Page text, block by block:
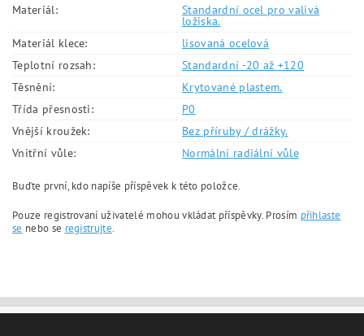
Materiál:
Standardní ocel pro valivá
ložiska.
Materiál klece:
lisovaná ocelová
Teplotní rozsah:
Standardní -20 až +120
Těsnění:
Krytované plastem.
Třída přesnosti:
P0
Vnější kroužek:
Bez příruby / drážky.
Vnitřní vůle:
Normální radiální vůle
Buďte první, kdo napíše příspěvek k této položce.
Pouze registrovaní uživatelé mohou vkládat příspěvky. Prosím přihlaste
se nebo se registrujte.